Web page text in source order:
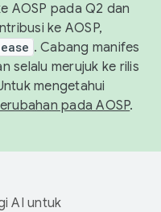
AOSP pada Q2 dan
ke AOSP,
. Cabang manifes
selalu merujuk ke rilis
mengetahui
pada AOSP.
AI untuk